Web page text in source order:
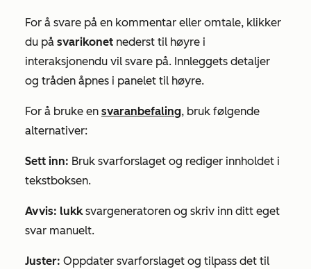
For å svare på en kommentar eller omtale, klikker
du på svarikonet nederst til høyre i
interaksjonendu vil svare på. Innleggets detaljer
og tråden åpnes i panelet til høyre.
For å bruke en svaranbefaling, bruk følgende
alternativer:
Sett inn: Bruk svarforslaget og rediger innholdet i
tekstboksen.
Avvis: lukksvargeneratoren og skriv inn ditt eget
svar manuelt.
Juster: Oppdater svarforslaget og tilpass det til